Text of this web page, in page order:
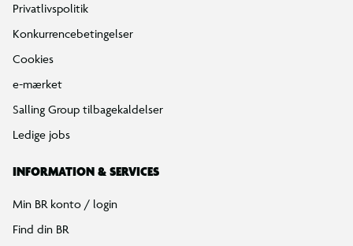
Privatlivspolitik
Konkurrencebetingelser
Cookies
e-mærket
Salling Group tilbagekaldelser
Ledige jobs
INFORMATION & SERVICES
Min BR konto / login
Find din BR